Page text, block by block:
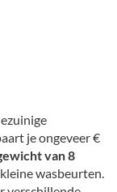
je ongeveer €
van 8
wasbeurten.